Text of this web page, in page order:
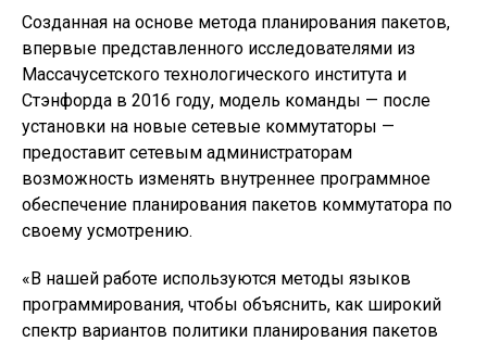
Созданная на основе метода планирования пакетов,
впервые представленного исследователями из
Массачусетского технологического института и
Стэнфорда в 2016 году, модель команды — после
установки на новые сетевые коммутаторы —
предоставит сетевым администраторам
возможность изменять внутреннее программное
обеспечение планирования пакетов коммутатора по
своему усмотрению.
«В нашей работе используются методы языков
программирования, чтобы объяснить, как широкий
спектр вариантов политики планирования пакетов